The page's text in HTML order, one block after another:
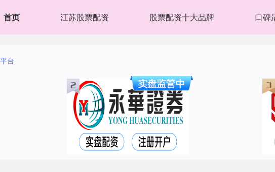
首页 江苏股票配资 股票配资十大品牌 口碑
台